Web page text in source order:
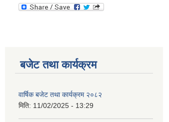
बजेट तथा कार्यक्रम
वार्षिक बजेट तथा कार्यक्रम २०८२
मिति: 11/02/2025 - 13:29